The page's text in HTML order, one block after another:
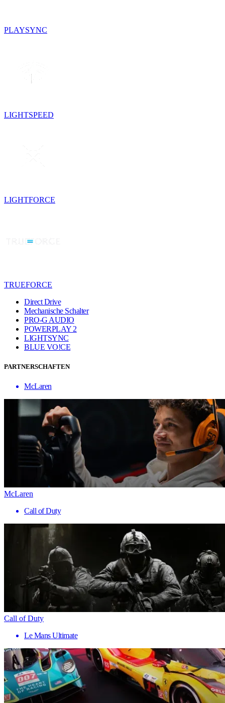
PLAYSYNC
LIGHTSPEED
LIGHTFORCE
TRUEFORCE
Direct Drive
Mechanische Schalter
PRO-G AUDIO
POWERPLAY 2
LIGHTSYNC
BLUE VO!CE
PARTNERSCHAFTEN
McLaren
McLaren
Call of Duty
Call of Duty
Le Mans Ultimate